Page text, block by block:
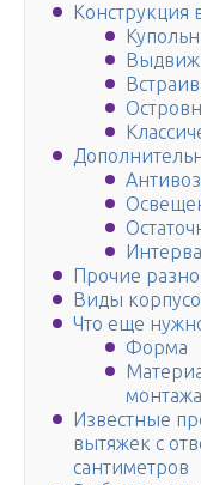
Конструкция
Прочие
Виды
Что еще
Форма
монтажа
Известные
вытяжек с
сантиметров